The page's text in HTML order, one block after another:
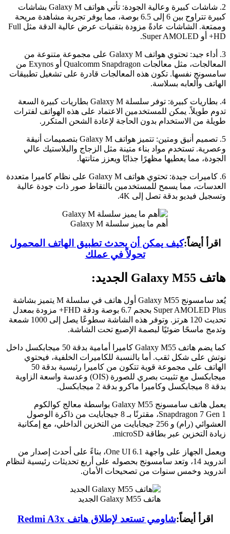
2. شاشات كبيرة وعالية الجودة: تأتي هواتف Galaxy M بشاشات
كبيرة تتراوح بين 6 إلى 6.5 بوصة، مما يوفر تجربة مشاهدة مريحة
وممتعة. الشاشات عادةً مزودة بتقنيات عرض عالية الدقة مثل Full
HD+ أو Super AMOLED.
3. أداء جيد: تحتوي هواتف Galaxy M على مجموعة متنوعة من
المعالجات، مثل معالجات Qualcomm Snapdragon أو Exynos من
سامسونج نفسها. تكون هذه المعالجات قادرة على تشغيل تطبيقات
الهاتف وألعابه بسلاسة.
4. بطاريات كبيرة: توفر سلسلة Galaxy M بطاريات كبيرة السعة
تدوم طويلاً. يمكن للمستخدمين الاعتماد على هذه الهواتف لفترات
طويلة من الاستخدام بدون الحاجة لإعادة الشحن المتكرر.
5. تصميم أنيق ومتين: تتميز هواتف Galaxy M بتصميمات أنيقة
وعصرية. تستخدم مواد بناء متينة مثل الزجاج والبلاستيك عالي
الجودة، مما يعطيها مظهرًا جذابًا ويعزز متانتها.
6. كاميرات جيدة: تحتوي هواتف Galaxy M على نظام كاميرا متعددة
العدسات، مما يسمح للمستخدمين بالتقاط صور ذات جودة عالية
وتسجيل فيديو بدقة تصل إلى 4K.
أهم ما يميز سلسلة Galaxy M
اقرأ أيضاً:كيف يمكن أن يحدث تطبيق الهاتف المحمول
تحولاً في عملك
هاتف Galaxy M55 الجديد:
يُعد سامسونج Galaxy M55 أول هاتف في سلسلة M يتميز بشاشة
Super AMOLED Plus بحجم 6.7 بوصة ودقة FHD+ مزودة بمعدل
تحديث 120 هرتز. وتوفر هذه الشاشة سطوعًا يصل إلى 1000 شمعة
وتدمج ماسحًا ضوئيًا لبصمة الإصبع تحت الشاشة.
كما يضم هاتف Galaxy M55 كاميرا أمامية بدقة 50 ميجابكسل داخل
نوتش على شكل ثقب. أما بالنسبة للكاميرات الخلفية، فيحتوي
الهاتف على مجموعة قوية تتكون من كاميرا رئيسية بدقة 50
ميجابكسل مع تثبيت بصري للصورة (OIS) وعدسة واسعة الزاوية
بدقة 8 ميجابكسل وكاميرا ماكرو بدقة 2 ميجابكسل.
يعمل هاتف سامسونج Galaxy M55 بواسطة معالج كوالكوم
Snapdragon 7 Gen 1، مقترنًا بـ 8 جيجابايت من ذاكرة الوصول
العشوائي (رام) و 256 جيجابايت من التخزين الداخلي، مع إمكانية
زيادة التخزين عبر بطاقة microSD.
ويعمل الجهاز على واجهة One UI 6.1، بناءً على أحدث إصدار من
اندرويد 14، وتعد سامسونج بحصوله على أربع تحديثات رئيسية لنظام
اندرويد وخمس سنوات من تصحيحات الأمان.
هاتف Galaxy M55 الجديد
اقرأ أيضاً:شاومي تستعد لإطلاق هاتف Redmi A3x